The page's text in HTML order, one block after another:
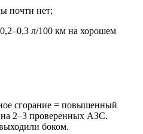
почти нет;
л/100 км на хорошем
сгорание = повышенный
на 2–3 проверенных АЗС.
боком.